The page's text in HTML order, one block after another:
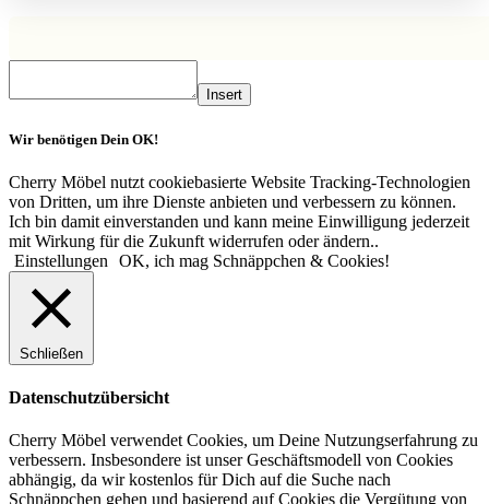
Insert
Wir benötigen Dein OK!
Cherry Möbel nutzt cookiebasierte Website Tracking-Technologien
von Dritten, um ihre Dienste anbieten und verbessern zu können.
Ich bin damit einverstanden und kann meine Einwilligung jederzeit
mit Wirkung für die Zukunft widerrufen oder ändern..
Einstellungen
OK, ich mag Schnäppchen & Cookies!
Schließen
Datenschutzübersicht
Cherry Möbel verwendet Cookies, um Deine Nutzungserfahrung zu
verbessern. Insbesondere ist unser Geschäftsmodell von Cookies
abhängig, da wir kostenlos für Dich auf die Suche nach
Schnäppchen gehen und basierend auf Cookies die Vergütung von